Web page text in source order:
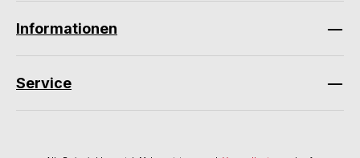
Informationen
Service